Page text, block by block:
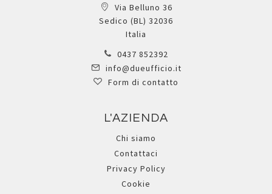
Via Belluno 36
Sedico (BL) 32036
Italia
0437 852392
info@dueufficio.it
Form di contatto
L'AZIENDA
Chi siamo
Contattaci
Privacy Policy
Cookie